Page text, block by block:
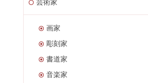
芸術家
画家
彫刻家
書道家
音楽家